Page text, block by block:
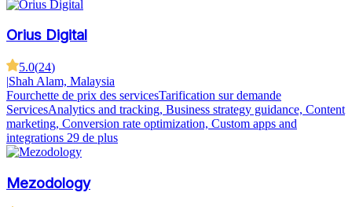
Orius Digital
5.0(24)
|Shah Alam, Malaysia
Fourchette de prix des servicesTarification sur demande
ServicesAnalytics and tracking, Business strategy guidance, Content
marketing, Conversion rate optimization, Custom apps and
integrations 29 de plus
Mezodology